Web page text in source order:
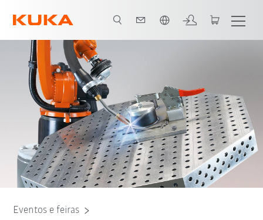
Eventos e feiras